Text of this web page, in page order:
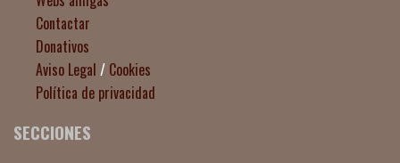
Contactar
Donativos
Aviso Legal / Cookies
Política de privacidad
SECCIONES